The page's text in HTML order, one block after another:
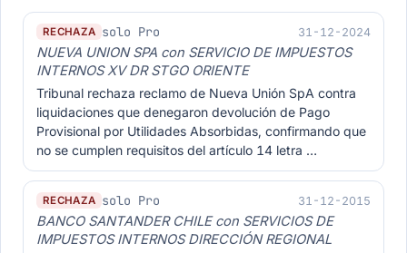
RECHAZA solo Pro 31-12-2024
NUEVA UNION SPA con SERVICIO DE IMPUESTOS
INTERNOS XV DR STGO ORIENTE
Tribunal rechaza reclamo de Nueva Unión SpA contra
liquidaciones que denegaron devolución de Pago
Provisional por Utilidades Absorbidas, confirmando que
no se cumplen requisitos del artículo 14 letra …
RECHAZA solo Pro 31-12-2015
BANCO SANTANDER CHILE con SERVICIOS DE
IMPUESTOS INTERNOS DIRECCIÓN REGIONAL